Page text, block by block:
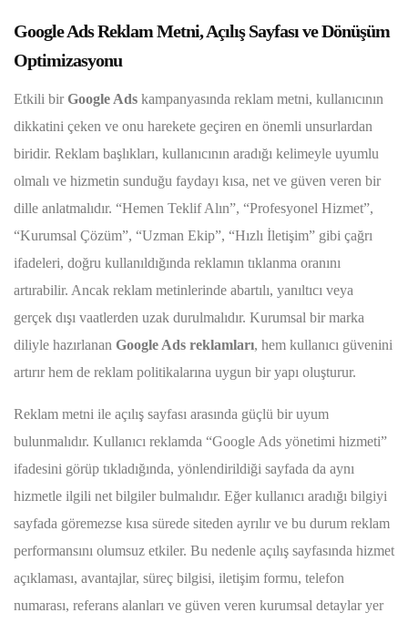
Google Ads Reklam Metni, Açılış Sayfası ve Dönüşüm
Optimizasyonu
Etkili birGoogle Ads kampanyasında reklam metni, kullanıcının
dikkatini çeken ve onu harekete geçiren en önemli unsurlardan
biridir. Reklam başlıkları, kullanıcının aradığı kelimeyle uyumlu
olmalı ve hizmetin sunduğu faydayı kısa, net ve güven veren bir
dille anlatmalıdır. “Hemen Teklif Alın”, “Profesyonel Hizmet”,
“Kurumsal Çözüm”, “Uzman Ekip”, “Hızlı İletişim” gibi çağrı
ifadeleri, doğru kullanıldığında reklamın tıklanma oranını
artırabilir. Ancak reklam metinlerinde abartılı, yanıltıcı veya
gerçek dışı vaatlerden uzak durulmalıdır. Kurumsal bir marka
diliyle hazırlanan Google Ads reklamları, hem kullanıcı güvenini
artırır hem de reklam politikalarına uygun bir yapı oluşturur.
Reklam metni ile açılış sayfası arasında güçlü bir uyum
bulunmalıdır. Kullanıcı reklamda “Google Ads yönetimi hizmeti”
ifadesini görüp tıkladığında, yönlendirildiği sayfada da aynı
hizmetle ilgili net bilgiler bulmalıdır. Eğer kullanıcı aradığı bilgiyi
sayfada göremezse kısa sürede siteden ayrılır ve bu durum reklam
performansını olumsuz etkiler. Bu nedenle açılış sayfasında hizmet
açıklaması, avantajlar, süreç bilgisi, iletişim formu, telefon
numarası, referans alanları ve güven veren kurumsal detaylar yer